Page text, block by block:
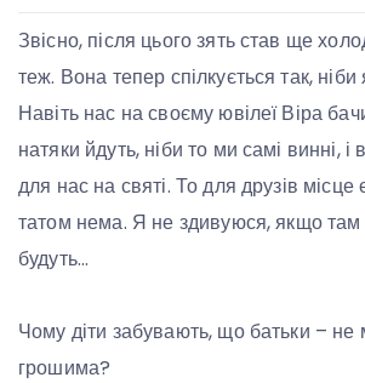
Звісно, після цього зять став ще
теж. Вона тепер спілкується так,
Навіть нас на своєму ювілеї Віра
натяки йдуть, ніби то ми самі винні,
для нас на святі. То для друзів
татом нема. Я не здивуюся, якщо там
будуть…
Чому діти забувають, що батьки – не
грошима?